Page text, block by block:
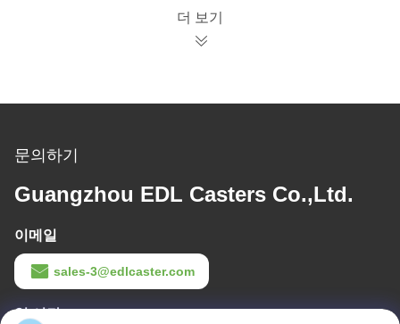
더 보기
문의하기
Guangzhou EDL Casters Co.,Ltd.
이메일
sales-3@edlcaster.com
일 시간